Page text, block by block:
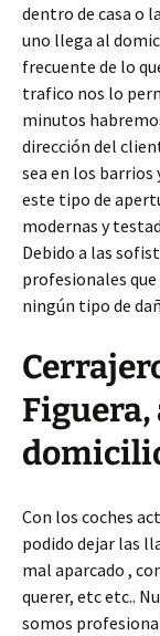
dentro de casa o
uno llega al
frecuente de lo
trafico nos lo
minutos
dirección del
sea en los barrios
este tipo de
modernas y
Debido a las
profesionales
ningún tipo de
Figuera,
Con los coches
podido dejar las
mal aparcado ,
querer, etc etc..
somos